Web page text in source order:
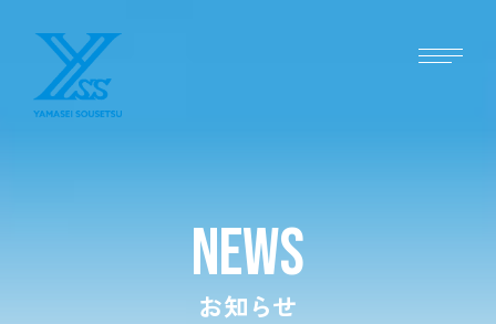
NEWS
お知らせ